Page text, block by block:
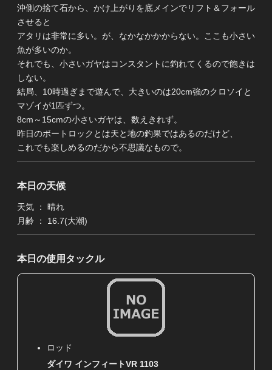
沖側の捨て石から、かけ上がりを底メインでリフト＆フォール
させると
アタリは非常に多い。が、なかなかかからない。ここも小さい
魚が多いのか。
それでも、小さいガヤはコンスタントに釣れてくるので飽きは
しない。
結局、10時過ぎまで遊んで、大きいのは20cm強のクロソイと
マゾイが1匹ずつ。
8cm～15cmの小さいガヤは、数えきれず。
昨日のボートロックとは天と地の釣果ではあるのだけど、
これでも楽しめるのだから不思議なもので。
本日の天候
天気 ： 晴れ
月齢 ： 16.7(大潮)
本日の使用タックル
ロッド
ダイワ インフィートVR 1103